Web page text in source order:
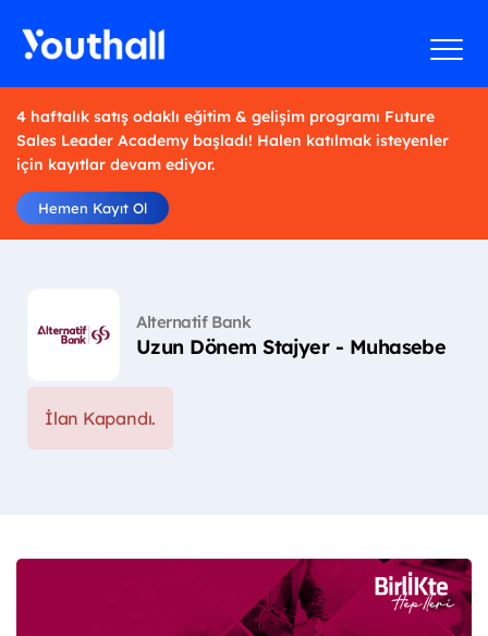
4 haftalık satış odaklı eğitim & gelişim programı Future
Sales Leader Academy başladı! Halen katılmak isteyenler
için kayıtlar devam ediyor.
Hemen Kayıt Ol
Alternatif Bank
Uzun Dönem Stajyer - Muhasebe
İlan Kapandı.